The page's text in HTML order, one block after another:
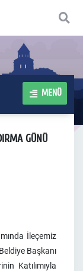
MENÜ
GÜNÜ
İleçemiz
Başkanı
Katılımıyla